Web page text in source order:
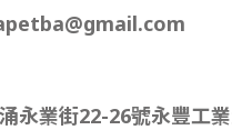
永業街22-26號永豐工